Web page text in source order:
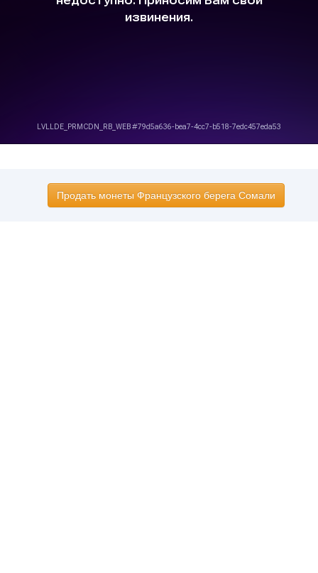
Продать монеты Французского берега Сомали